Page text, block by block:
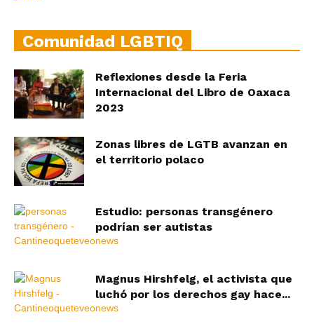
Comunidad LGBTIQ
Reflexiones desde la Feria
Internacional del Libro de Oaxaca
2023
Zonas libres de LGTB avanzan en
el territorio polaco
Estudio: personas transgénero
podrían ser autistas
Magnus Hirshfelg, el activista que
luchó por los derechos gay hace...